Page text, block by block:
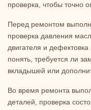
проверка, чтобы точно
Перед ремонтом
проверка давления
двигателя и
понять, требуется ли
вкладышей или
Во время ремонта
деталей, проверка